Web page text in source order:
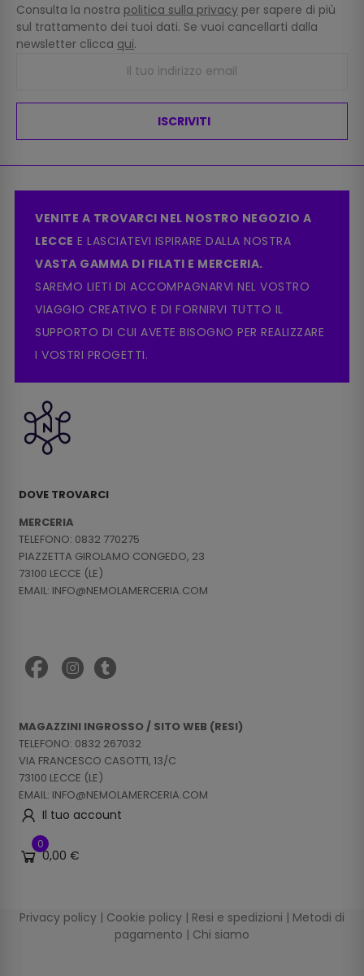
Consulta la nostra politica sulla privacy per sapere di più
sul trattamento dei tuoi dati. Se vuoi cancellarti dalla
newsletter clicca qui.
ISCRIVITI
VENITE A TROVARCI NEL NOSTRO NEGOZIO A
LECCE E LASCIATEVI ISPIRARE DALLA NOSTRA
VASTA GAMMA DI FILATI E MERCERIA.
SAREMO LIETI DI ACCOMPAGNARVI NEL VOSTRO
VIAGGIO CREATIVO E DI FORNIRVI TUTTO IL
SUPPORTO DI CUI AVETE BISOGNO PER REALIZZARE
I VOSTRI PROGETTI.
DOVE TROVARCI
MERCERIA
TELEFONO: 0832 770275
PIAZZETTA GIROLAMO CONGEDO, 23
73100 LECCE (LE)
EMAIL: INFO@NEMOLAMERCERIA.COM
MAGAZZINI INGROSSO / SITO WEB (RESI)
TELEFONO: 0832 267032
VIA FRANCESCO CASOTTI, 13/C
73100 LECCE (LE)
EMAIL: INFO@NEMOLAMERCERIA.COM
Il tuo account
0
0,00 €
Privacy policy | Cookie policy | Resi e spedizioni | Metodi di
pagamento | Chi siamo